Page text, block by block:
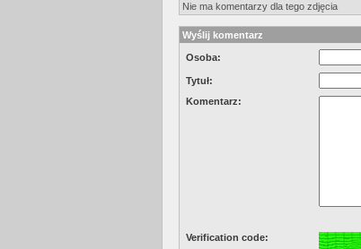
Nie ma komentarzy dla tego zdjęcia
Wyślij komentarz
Osoba:
Tytuł:
Komentarz:
Verification code: